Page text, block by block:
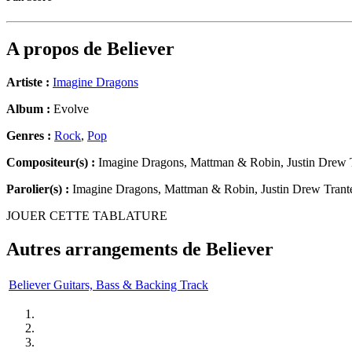
A propos de Believer
Artiste : Imagine Dragons
Album : Evolve
Genres : Rock, Pop
Compositeur(s) : Imagine Dragons, Mattman & Robin, Justin Drew
Parolier(s) : Imagine Dragons, Mattman & Robin, Justin Drew
JOUER CETTE TABLATURE
Autres arrangements de Believer
Believer Guitars, Bass & Backing Track